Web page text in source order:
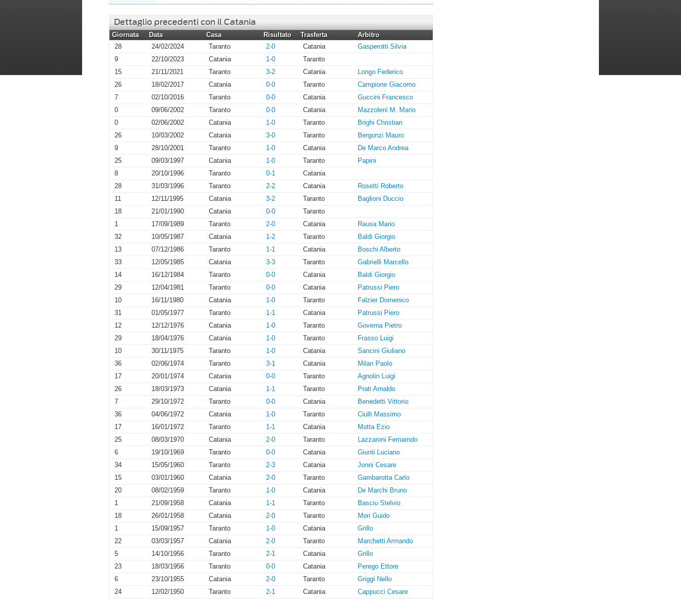
Dettaglio precedenti con il Catania
Giornata Data Casa Risultato Trasferta
Arbitro
28
24/02/2024 Taranto 2-0 Catania
Gasperotti Silvia
9
22/10/2023 Catania 1-0
Taranto
15
21/11/2021 Taranto 3-2 Catania
Longo Federico
26
18/02/2017 Catania 0-0 Taranto
Campione Giacomo
7
02/10/2016 Taranto 0-0 Catania
Guccini Francesco
0
09/06/2002 Taranto 0-0 Catania
Mazzoleni M. Mario
0
02/06/2002 Catania 1-0 Taranto
Brighi Christian
26
10/03/2002 Catania 3-0 Taranto
Bergonzi Mauro
9
28/10/2001 Taranto 1-0 Catania
De Marco Andrea
25
09/03/1997 Catania 1-0 Taranto
Papini
8
20/10/1996 Taranto 0-1
Catania
28
31/03/1996 Taranto 2-2 Catania
Rosetti Roberto
11
12/11/1995 Catania 3-2 Taranto
Baglioni Duccio
18
21/01/1990 Catania 0-0
Taranto
1
17/09/1989 Taranto 2-0 Catania
Rausa Mario
32
10/05/1987 Catania 1-2 Taranto
Baldi Giorgio
13
07/12/1986 Taranto 1-1 Catania
Boschi Alberto
33
12/05/1985 Catania 3-3 Taranto
Gabrielli Marcello
14
16/12/1984 Taranto 0-0 Catania
Baldi Giorgio
29
12/04/1981 Taranto 0-0 Catania
Patrussi Piero
10
16/11/1980 Catania 1-0 Taranto
Falzier Domenico
31
01/05/1977 Taranto 1-1 Catania
Patrussi Piero
12
12/12/1976 Catania 1-0 Taranto
Governa Pietro
29
18/04/1976 Catania 1-0 Taranto
Frasso Luigi
10
30/11/1975 Taranto 1-0 Catania
Sancini Giuliano
36
02/06/1974 Taranto 3-1 Catania
Milan Paolo
17
20/01/1974 Catania 0-0 Taranto
Agnolin Luigi
26
18/03/1973 Catania 1-1 Taranto
Prati Arnaldo
7
29/10/1972 Taranto 0-0 Catania
Benedetti Vittorio
36
04/06/1972 Catania 1-0 Taranto
Ciulli Massimo
17
16/01/1972 Taranto 1-1 Catania
Motta Ezio
25
08/03/1970 Catania 2-0 Taranto
Lazzaroni Fernarndo
6
19/10/1969 Taranto 0-0 Catania
Giunti Luciano
34
15/05/1960 Taranto 2-3 Catania
Jonni Cesare
15
03/01/1960 Catania 2-0 Taranto
Gambarotta Carlo
20
08/02/1959 Taranto 1-0 Catania
De Marchi Bruno
1
21/09/1958 Catania 1-1 Taranto
Basciu Stelvio
18
26/01/1958 Catania 2-0 Taranto
Mori Guido
1
15/09/1957 Taranto 1-0 Catania
Grillo
22
03/03/1957 Catania 2-0 Taranto
Marchetti Armando
5
14/10/1956 Taranto 2-1 Catania
Grillo
23
18/03/1956 Taranto 0-0 Catania
Perego Ettore
6
23/10/1955 Catania 2-0 Taranto
Griggi Nello
24
12/02/1950 Taranto 2-1 Catania
Cappucci Cesare